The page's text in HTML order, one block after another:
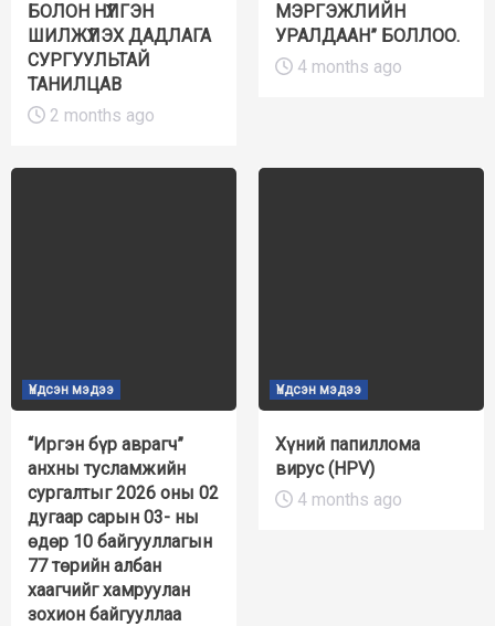
БОЛОН НҮҮЛГЭН
ШИЛЖҮҮЛЭХ ДАДЛАГА
СУРГУУЛЬТАЙ
ТАНИЛЦАВ
2 months ago
МЭРГЭЖЛИЙН
УРАЛДААН” БОЛЛОО.
4 months ago
Үндсэн мэдээ
“Иргэн бүр аврагч”
анхны тусламжийн
сургалтыг 2026 оны 02
дугаар сарын 03- ны
өдөр 10 байгууллагын
77 төрийн албан
хаагчийг хамруулан
зохион байгууллаа
Үндсэн мэдээ
Хүний папиллома
вирус (HPV)
4 months ago